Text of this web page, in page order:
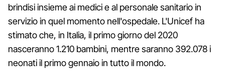
brindisi insieme ai medici e al personale sanitario in
servizio in quel momento nell'ospedale. L'Unicef ha
stimato che, in Italia, il primo giorno del 2020
nasceranno 1.210 bambini, mentre saranno 392.078 i
neonati il primo gennaio in tutto il mondo.